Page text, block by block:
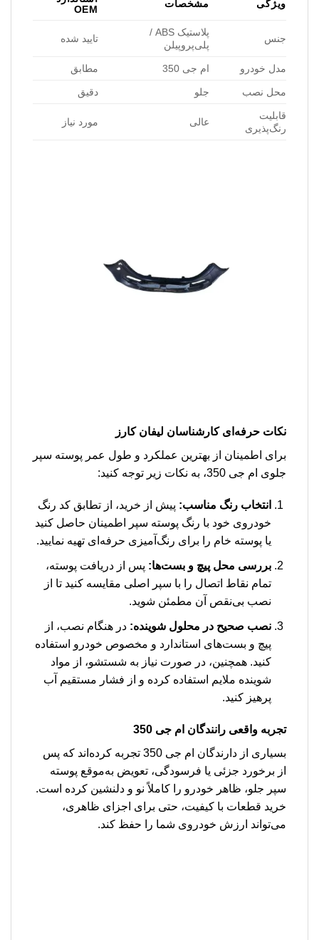
ویژگی مشخصات
OEM
جنس
پلاستیک ABS /
پلی‌پروپیلن
تایید شده
مدل خودرو ام جی 350 مطابق
محل نصب جلو دقیق
قابلیت
رنگ‌پذیری
عالی مورد نیاز
نکات حرفه‌ای کارشناسان لیفان کارز
برای اطمینان از بهترین عملکرد و طول عمر پوسته سپر
جلوی ام جی 350، به نکات زیر توجه کنید:
انتخاب رنگ مناسب: پیش از خرید، از تطابق کد رنگ
خودروی خود با رنگ پوسته سپر اطمینان حاصل کنید
یا پوسته خام را برای رنگ‌آمیزی حرفه‌ای تهیه نمایید.
بررسی محل پیچ و بست‌ها: پس از دریافت پوسته،
تمام نقاط اتصال را با سپر اصلی مقایسه کنید تا از
نصب بی‌نقص آن مطمئن شوید.
نصب صحیح در محلول شوینده: در هنگام نصب، از
پیچ و بست‌های استاندارد و مخصوص خودرو استفاده
کنید. همچنین، در صورت نیاز به شستشو، از مواد
شوینده ملایم استفاده کرده و از فشار مستقیم آب
پرهیز کنید.
تجربه واقعی رانندگان ام جی 350
بسیاری از دارندگان ام جی 350 تجربه کرده‌اند که پس
از برخورد جزئی یا فرسودگی، تعویض به‌موقع پوسته
سپر جلو، ظاهر خودرو را کاملاً نو و دلنشین کرده است.
خرید قطعات با کیفیت، حتی برای اجزای ظاهری،
می‌تواند ارزش خودروی شما را حفظ کند.